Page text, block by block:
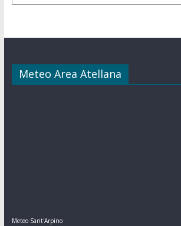
Meteo Area Atellana
Meteo Sant'Arpino